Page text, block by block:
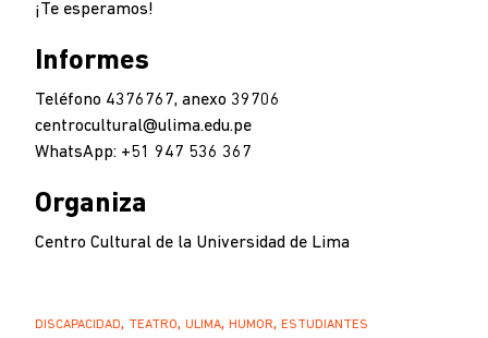
¡Te esperamos!
Informes
Teléfono 4376767, anexo 39706
centrocultural@ulima.edu.pe
WhatsApp: +51 947 536 367
Organiza
Centro Cultural de la Universidad de Lima
DISCAPACIDAD TEATRO ULIMA HUMOR ESTUDIANTES